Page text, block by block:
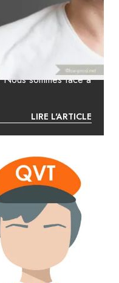
LES AIDER
du travail dont
Nous sommes face à
LIRE L'ARTICLE